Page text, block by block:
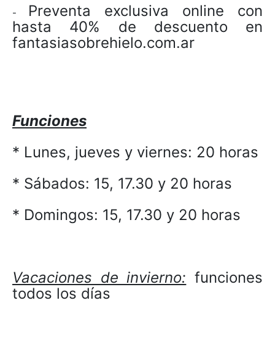
-
Preventa exclusiva online con
hasta 40% de descuento en
fantasiasobrehielo.com.ar
Funciones
* Lunes, jueves y viernes: 20 horas
* Sábados: 15, 17.30 y 20 horas
* Domingos: 15, 17.30 y 20 horas
Vacaciones de invierno: funciones
todos los días